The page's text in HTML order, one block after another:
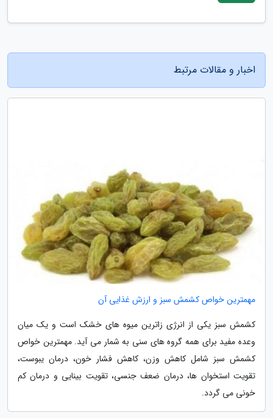
اخبار و مقالات مرتبط
مهمترین خواص کشمش سبز و ارزش غذایی آن
کشمش سبز یکی از انرژی زاترین میوه های خشک است و یک میان
وعده مفید برای همه گروه های سنی به شمار می آید. مهمترین خواص
کشمش سبز شامل کاهش وزن، کاهش فشار خون، درمان یبوست،
تقویت استخوان ها، درمان ضعف جنسی، تقویت بینایی و درمان کم
خونی می گردد.